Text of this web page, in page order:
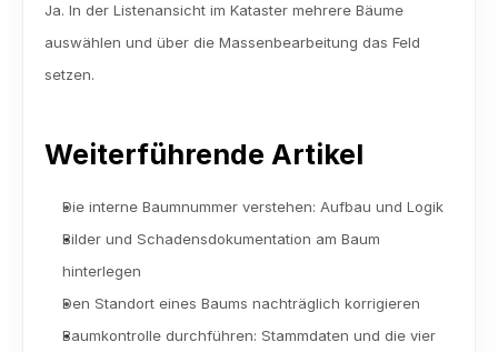
Ja. In der Listenansicht im Kataster mehrere Bäume
auswählen und über die Massenbearbeitung das Feld
setzen.
Weiterführende Artikel
Die interne Baumnummer verstehen: Aufbau und Logik
Bilder und Schadensdokumentation am Baum
hinterlegen
Den Standort eines Baums nachträglich korrigieren
Baumkontrolle durchführen: Stammdaten und die vier